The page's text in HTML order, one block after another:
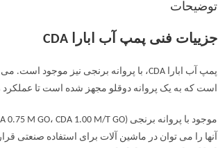
توضیحات
جزییات فنی پمپ آب ابارا CDA
است که به یک پروانه دوقلو مجهز شده است تا عملکرد
موجود با پروانه برنجی (CDA 0.75 M GO، CDA 1.00 M/T GO)
آنها را می توان در ماشین آلات برای استفاده صنعتی